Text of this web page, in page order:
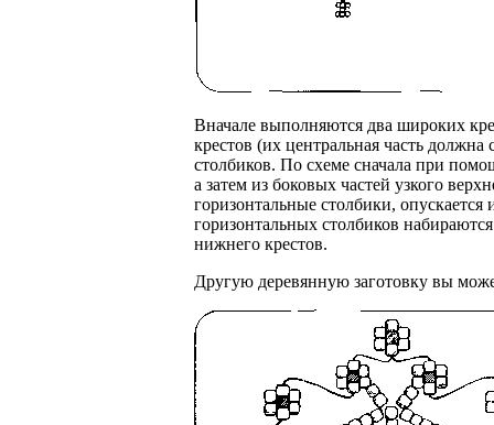
Вначале выполняются два широких
крестов (их центральная часть
столбиков. По схеме сначала при
а затем из боковых частей узкого
горизонтальные столбики,
горизонтальных столбиков
нижнего крестов.
Другую деревянную заготовку вы